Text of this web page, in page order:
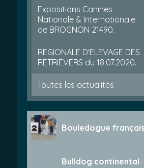
Expositions Canines
Nationale & Internationale
de BROGNON 21490.
REGIONALE D'ELEVAGE DES
RETRIEVERS du 18.07.2020.
Toutes les actualités
Bouledogue
Bulldog continental